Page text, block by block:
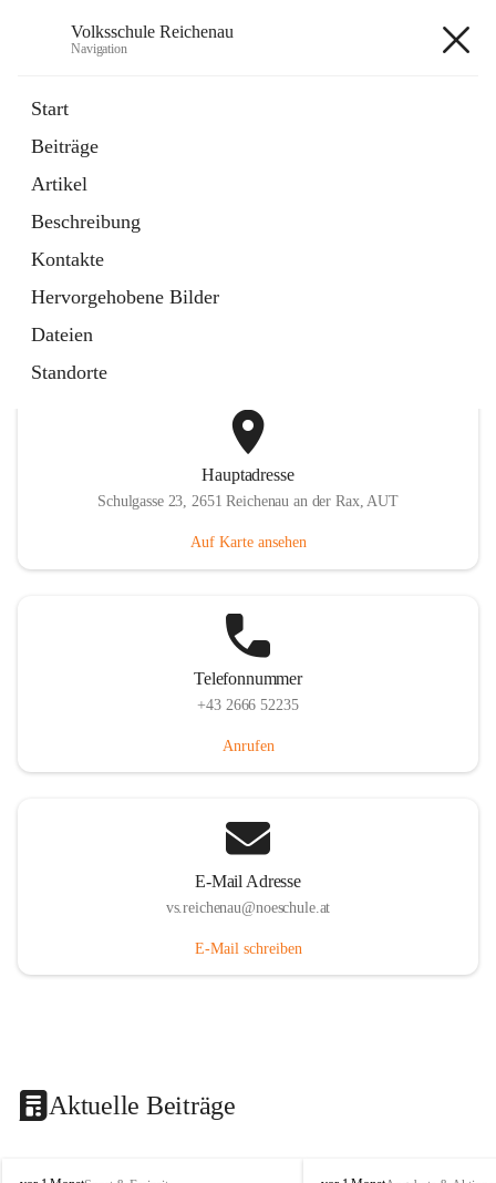
Volksschule Reichenau
Navigation
Start
Beiträge
Artikel
Beschreibung
Kontakte
Hervorgehobene Bilder
Dateien
Standorte
Externe Webseite
in
Tab
Toni Klix Maustraining
Externe Webseite
öffnet
in
neuem
Tab
Hauptadresse
Schulgasse 23, 2651 Reichenau an der Rax, AUT
Auf Karte ansehen
Telefonnummer
+43 2666 52235
Anrufen
E-Mail Adresse
vs.reichenau@noeschule.at
E-Mail schreiben
Aktuelle Beiträge